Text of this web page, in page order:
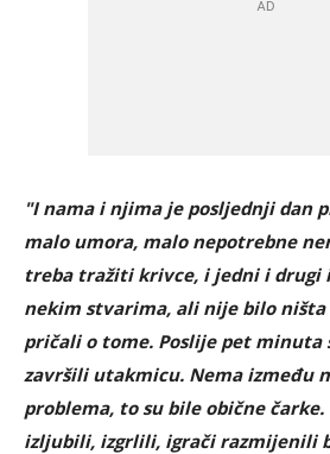
"I nama i njima je posljednji dan
malo umora, malo nepotrebne
treba tražiti krivce, i jedni i drugi
nekim stvarima, ali nije bilo ništa
pričali o tome. Poslije pet minuta
završili utakmicu. Nema između
problema, to su bile obične čarke.
izljubili, izgrlili, igrači razmijenili